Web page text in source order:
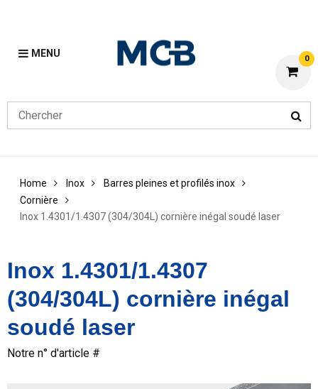
MENU 0
Home Inox
Barres pleines et profilés inox
Cornière
Inox 1.4301/1.4307 (304/304L) cornière inégal soudé laser
Inox 1.4301/1.4307
(304/304L) cornière inégal
soudé laser
Notre n° d'article #